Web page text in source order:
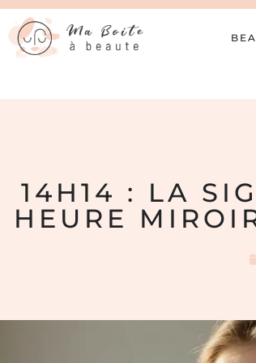
14H14 : LA
HEURE